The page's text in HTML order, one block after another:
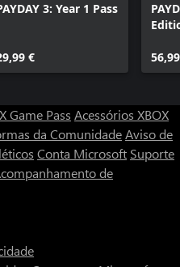
3: Year 1 Pass
€
Game Pass Acessórios XBOX
da ComunidadeAviso de
Conta Microsoft Suporte
de